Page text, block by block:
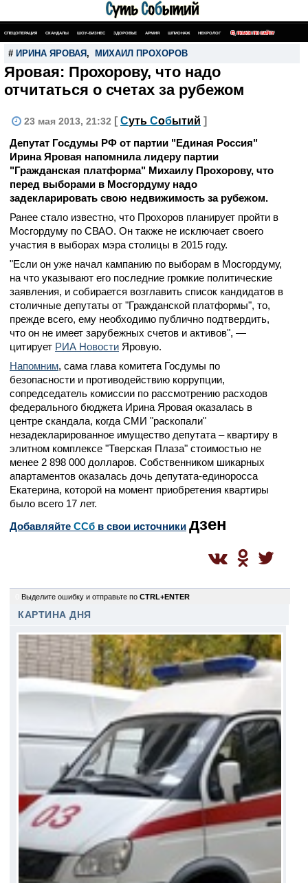
СПЕЦОПЕРАЦИЯ СКАНДАЛЫ ШОУ-БИЗНЕС ЗДОРОВЬЕ АРМИЯ ШПИОНАЖ НЕКРОЛОГ ПОИСК ПО САЙТУ
# ИРИНА ЯРОВАЯ , МИХАИЛ ПРОХОРОВ
Яровая: Прохорову, что надо
отчитаться о счетах за рубежом
23 мая 2013, 21:32 [ Суть Событий ]
Депутат Госдумы РФ от партии "Единая Россия"
Ирина Яровая напомнила лидеру партии
"Гражданская платформа" Михаилу Прохорову, что
перед выборами в Мосгордуму надо
задекларировать свою недвижимость за рубежом.
Ранее стало известно, что Прохоров планирует пройти в
Мосгордуму по СВАО. Он также не исключает своего
участия в выборах мэра столицы в 2015 году.
"Если он уже начал кампанию по выборам в Мосгордуму,
на что указывают его последние громкие политические
заявления, и собирается возглавить список кандидатов в
столичные депутаты от "Гражданской платформы", то,
прежде всего, ему необходимо публично подтвердить,
что он не имеет зарубежных счетов и активов", —
цитирует РИА Новости Яровую.
Напомним, сама глава комитета Госдумы по
безопасности и противодействию коррупции,
сопредседатель комиссии по рассмотрению расходов
федерального бюджета Ирина Яровая оказалась в
центре скандала, когда СМИ "раскопали"
незадекларированное имущество депутата – квартиру в
элитном комплексе "Тверская Плаза" стоимостью не
менее 2 898 000 долларов. Собственником шикарных
апартаментов оказалась дочь депутата-единоросса
Екатерина, которой на момент приобретения квартиры
было всего 17 лет.
Добавляйте CСб в свои источники дзен
Выделите ошибку и отправьте по CTRL+ENTER
КАРТИНА ДНЯ